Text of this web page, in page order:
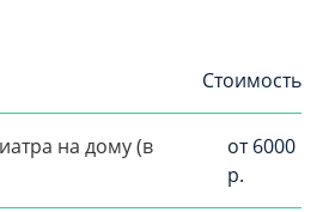
Стоимость
на дому (в
от 6000
р.